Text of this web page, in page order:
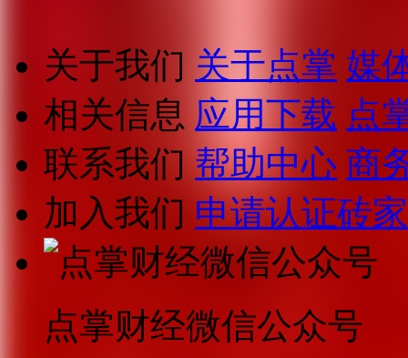
关于我们 关于点掌 媒
相关信息 应用下载 点
联系我们 帮助中心 商
加入我们 申请认证砖家
点掌财经微信公众号